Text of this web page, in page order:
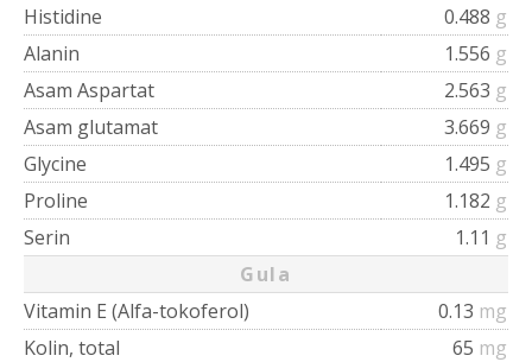
Histidine
0.488 g
Alanin
1.556 g
Asam Aspartat
2.563 g
Asam glutamat
3.669 g
Glycine
1.495 g
Proline
1.182 g
Serin
1.11 g
Gula
Vitamin E (Alfa-tokoferol)
0.13 mg
Kolin, total
65 mg